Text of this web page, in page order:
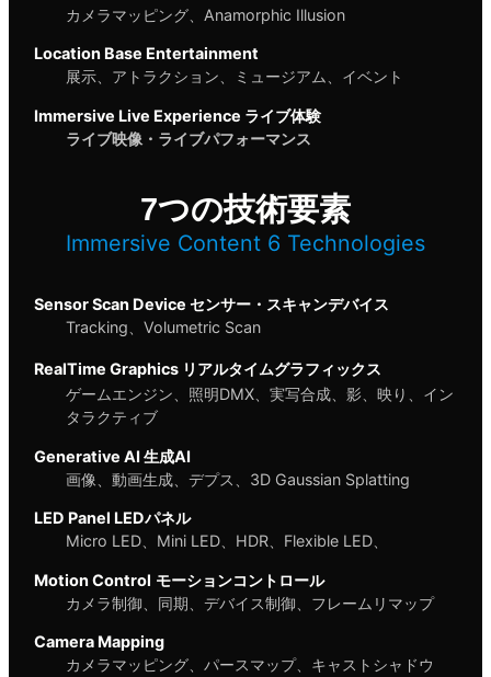
カメラマッピング、Anamorphic Illusion
Location Base Entertainment
展示、アトラクション、ミュージアム、イベント
Immersive Live Experience ライブ体験
ライブ映像・ライブパフォーマンス
7つの技術要素
Immersive Content 6 Technologies
Sensor Scan Device センサー・スキャンデバイス
Tracking、Volumetric Scan
RealTime Graphics リアルタイムグラフィックス
ゲームエンジン、照明DMX、実写合成、影、映り、イン
タラクティブ
Generative AI 生成AI
画像、動画生成、デプス、3D Gaussian Splatting
LED Panel LEDパネル
Micro LED、Mini LED、HDR、Flexible LED、
Motion Control モーションコントロール
カメラ制御、同期、デバイス制御、フレームリマップ
Camera Mapping
カメラマッピング、パースマップ、キャストシャドウ